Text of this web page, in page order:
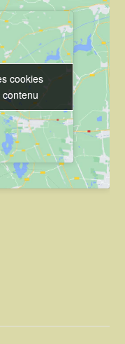
cookies
cookies